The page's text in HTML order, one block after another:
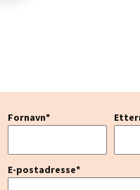
Fornavn*
E-postadresse*